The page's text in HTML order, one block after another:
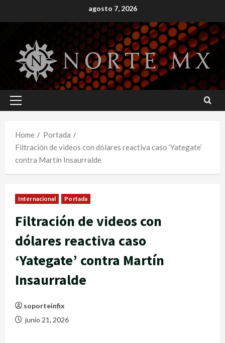
to
agosto 7, 2026
Primary
Home
Portada
Filtración de videos con dólares reactiva caso ‘Yategate’
contra Martín Insaurralde
Internacional Portada
Filtración de videos con
dólares reactiva caso
‘Yategate’ contra Martín
Insaurralde
soporteinfix
junio 21, 2026